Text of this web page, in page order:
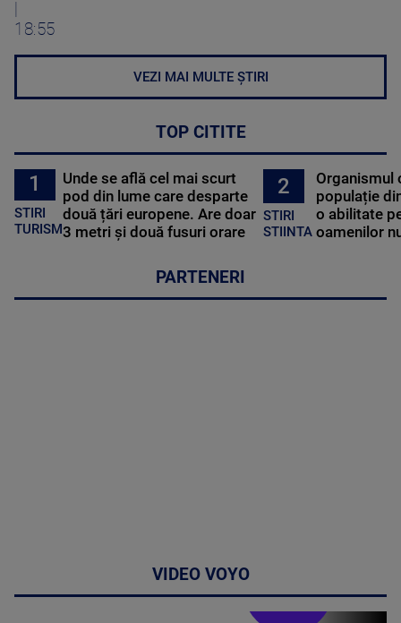
18:55
VEZI MAI MULTE ȘTIRI
TOP CITITE
1
STIRI
TURISM
Unde se află cel mai scurt
pod din lume care desparte
două țări europene. Are doar
3 metri și două fusuri orare
2
STIRI
STIINTA
Organismul
populație
o abilitate
oamenilor
PARTENERI
VIDEO VOYO